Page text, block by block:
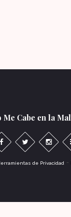
Me Cabe en la
de Privacidad -